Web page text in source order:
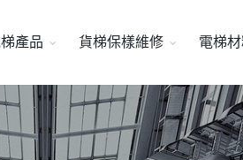
產品 貨梯保樣維修 電梯